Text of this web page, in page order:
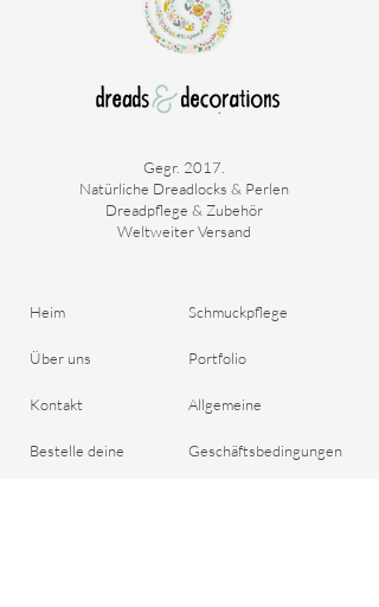
wirst du sehen, dass deine Dreadlocks viel
schneller fertig sind.
Gegr. 2017.
Natürliche Dreadlocks & Perlen
Dreadpflege & Zubehör
Weltweiter Versand
Heim
Über uns
Kontakt
Bestelle deine
Schmuckpflege
Portfolio
Allgemeine
Geschäftsbedingungen